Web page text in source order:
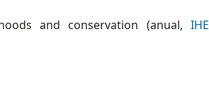
and conservation (anual, IHE